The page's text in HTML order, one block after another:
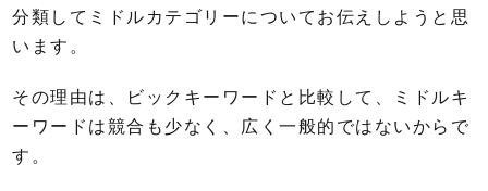
分類してミドルカテゴリーについてお伝えしようと思
います。
その理由は、ビックキーワードと比較して、ミドルキ
ーワードは競合も少なく、広く一般的ではないからで
す。